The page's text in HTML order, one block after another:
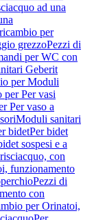
ad una
per
grezzoPezzi di
per WC con
Geberit
per Moduli
per Per vasi
Per vaso a
Moduli sanitari
bidetPer bidet
sospesi e a
con
funzionamento
Pezzi di
con
per Orinatoi,